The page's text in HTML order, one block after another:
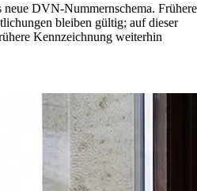
DVN-Nummernschema. Frühere
bleiben gültig; auf dieser
Kennzeichnung weiterhin